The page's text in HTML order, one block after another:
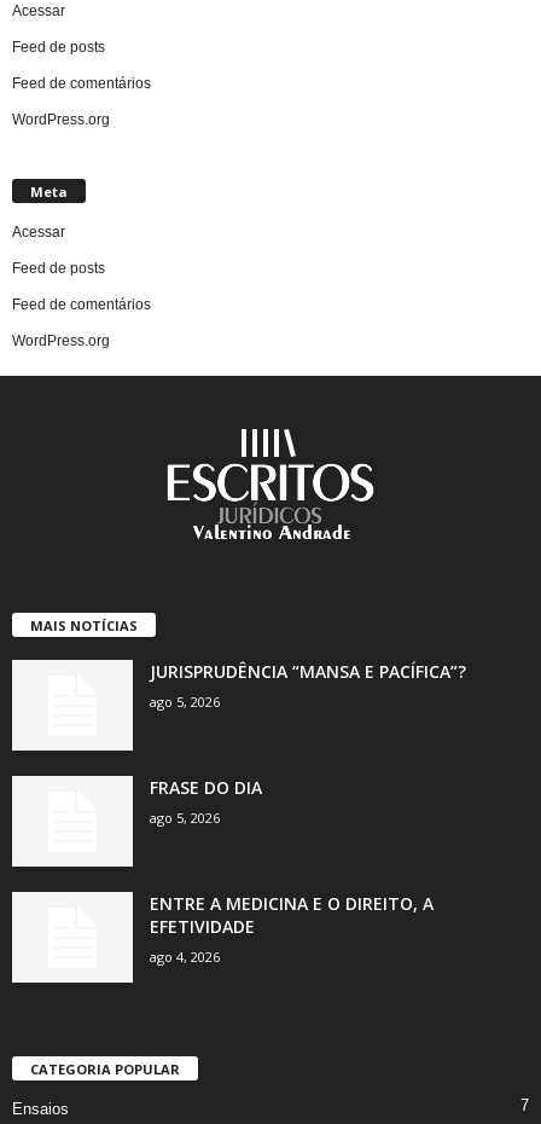
Acessar
Feed de posts
Feed de comentários
WordPress.org
Meta
Acessar
Feed de posts
Feed de comentários
WordPress.org
MAIS NOTÍCIAS
JURISPRUDÊNCIA “MANSA E PACÍFICA”?
ago 5, 2026
FRASE DO DIA
ago 5, 2026
ENTRE A MEDICINA E O DIREITO, A
EFETIVIDADE
ago 4, 2026
CATEGORIA POPULAR
Ensaios 7